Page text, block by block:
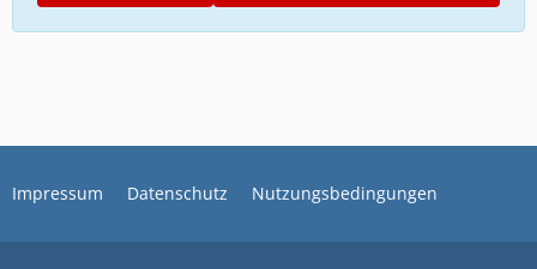
Impressum Datenschutz Nutzungsbedingungen